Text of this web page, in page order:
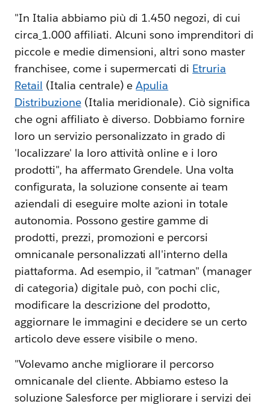
"In Italia abbiamo più di 1.450 negozi, di cui
circa 1.000 affiliati. Alcuni sono imprenditori di
piccole e medie dimensioni, altri sono master
franchisee, come i supermercati di Etruria
Retail (Italia centrale) eApulia
Distribuzione(Italia meridionale). Ciò significa
che ogni affiliato è diverso. Dobbiamo fornire
loro un servizio personalizzato in grado di
'localizzare' la loro attività online e i loro
prodotti", ha affermato Grendele. Una volta
configurata, la soluzione consente ai team
aziendali di eseguire molte azioni in totale
autonomia. Possono gestire gamme di
prodotti, prezzi, promozioni e percorsi
omnicanale personalizzati all'interno della
piattaforma. Ad esempio, il "catman" (manager
di categoria) digitale può, con pochi clic,
modificare la descrizione del prodotto,
aggiornare le immagini e decidere se un certo
articolo deve essere visibile o meno.
"Volevamo anche migliorare il percorso
omnicanale del cliente. Abbiamo esteso la
soluzione Salesforce per migliorare i servizi dei